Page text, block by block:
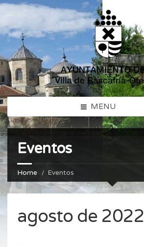
MENU
Eventos
Home Eventos
agosto de 2022